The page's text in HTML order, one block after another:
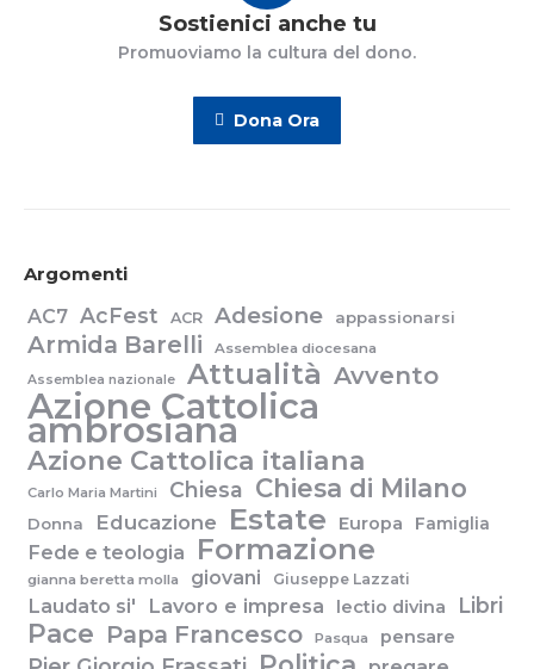
Sostienici anche tu
Promuoviamo la cultura del dono.
Dona Ora
Argomenti
AC7 AcFest ACR Adesione appassionarsi
Armida Barelli Assemblea diocesana
Assemblea nazionale Attualità Avvento
Azione Cattolica
ambrosiana
Azione Cattolica italiana
Carlo Maria Martini Chiesa Chiesa di Milano
Donna Educazione Estate Europa Famiglia
Fede e teologia Formazione
gianna beretta molla giovani Giuseppe Lazzati
Laudato si' Lavoro e impresa lectio divina Libri
Pace Papa Francesco Pasqua pensare